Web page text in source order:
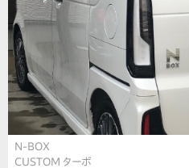
N-BOX
CUSTOM ターボ